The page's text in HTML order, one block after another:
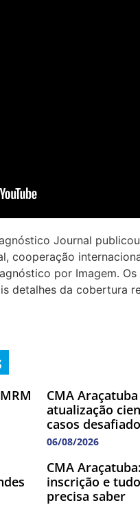
Journal
cooperação
por Imagem.
detalhes da cobertura
CMA
atualização
casos
06/08/2026
CMA
inscrição e
precisa saber